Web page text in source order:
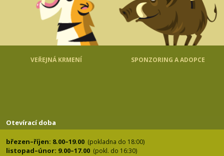
VEŘEJNÁ KRMENÍ SPONZORING A ADOPCE
Otevírací doba
březen–říjen: 8.00–19.00 (pokladna do 18:00)
listopad–únor: 9.00–17.00 (pokl. do 16:30)